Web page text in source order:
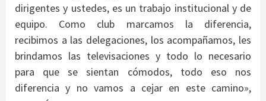
dirigentes y ustedes, es un trabajo institucional y de
equipo. Como club marcamos la diferencia,
recibimos a las delegaciones, los acompañamos, les
brindamos las televisaciones y todo lo necesario
para que se sientan cómodos, todo eso nos
diferencia y no vamos a cejar en este camino»,